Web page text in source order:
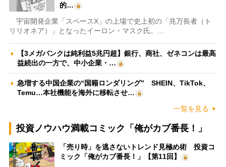
的…
宇宙開発企業「スペースX」の上場で史上初の「兆万長者（ト
リリオネア）」となったイーロン・マスク氏。…
【3メガバンクは純利益5兆円超】銀行、商社、ゼネコンは最高
益続出の一方で、中小企業・…
急増する中国企業の“国籍ロンダリング” SHEIN、TikTok、
Temu…本社機能を海外に移転させ…
一覧を見る
投資ノウハウ満載コミック「俺がカブ番長！」
「売り時」を逃さないトレンド見極め術 投資コ
ミック「俺がカブ番長！」【第11回】